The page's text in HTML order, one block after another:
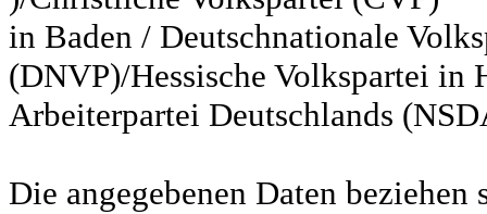
in Baden / Deutschnationale
(DNVP)/Hessische Volkspartei in
Arbeiterpartei Deutschlands
Die angegebenen Daten